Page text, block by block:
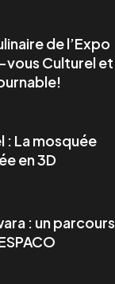
de l’Expo
vous Culturel et
: La mosquée
en 3D
: un parcours